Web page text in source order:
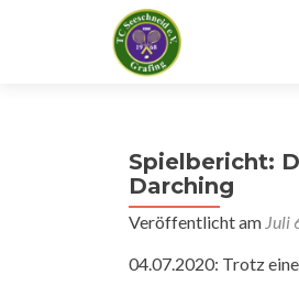
Spielbericht:
Darching
Veröffentlicht am Juli
04.07.2020: Trotz